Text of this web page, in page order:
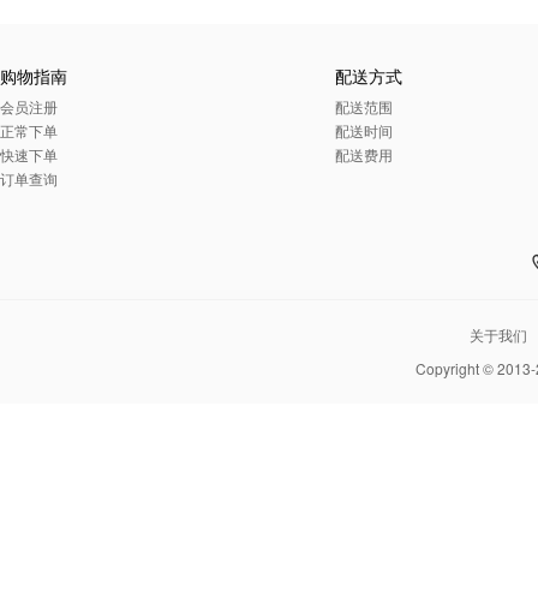
购物指南
会员注册
正常下单
快速下单
订单查询
配送方式
配送范围
配送时间
配送费用
关于我们
Copyright ©